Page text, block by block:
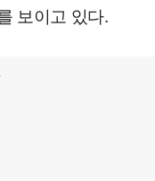
보이고 있다.